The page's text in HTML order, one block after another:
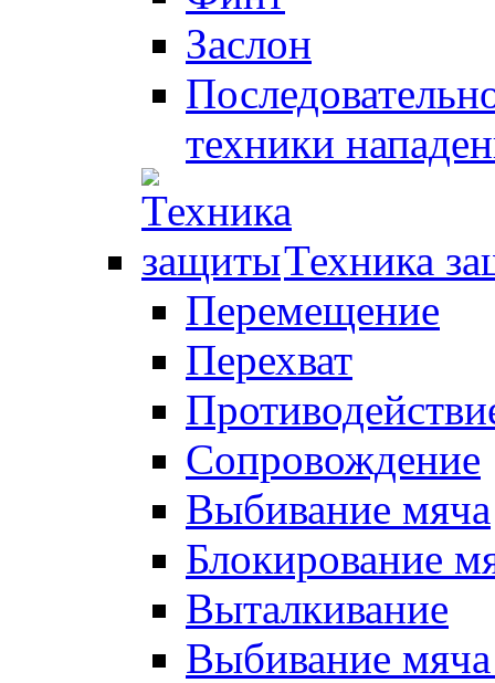
Заслон
техники
Техника
Перемещение
Перехват
Сопровождение
Выбивание мяча
Блокирование
Выталкивание
Выбивание